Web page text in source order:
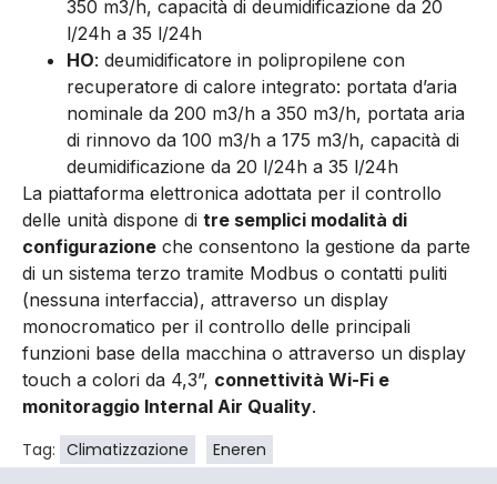
350 m3/h, capacità di deumidificazione da 20
l/24h a 35 l/24h
HO: deumidificatore in polipropilene con
recuperatore di calore integrato: portata d’aria
nominale da 200 m3/h a 350 m3/h, portata aria
di rinnovo da 100 m3/h a 175 m3/h, capacità di
deumidificazione da 20 l/24h a 35 l/24h
La piattaforma elettronica adottata per il controllo
delle unità dispone di tre semplici modalità di
configurazione che consentono la gestione da parte
di un sistema terzo tramite Modbus o contatti puliti
(nessuna interfaccia), attraverso un display
monocromatico per il controllo delle principali
funzioni base della macchina o attraverso un display
touch a colori da 4,3”, connettività Wi-Fi e
monitoraggio Internal Air Quality.
Tag: Climatizzazione Eneren